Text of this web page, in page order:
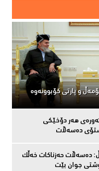
و پارتی كۆبوونه‌وه‌
هەر دۆخێکی
دەسەڵات
دەسەڵات حەزناکات خەڵک
جوان بێت